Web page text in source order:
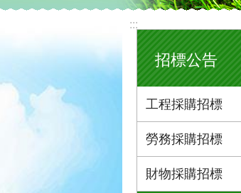
:::
招標公告
工程採購招標
勞務採購招標
財物採購招標